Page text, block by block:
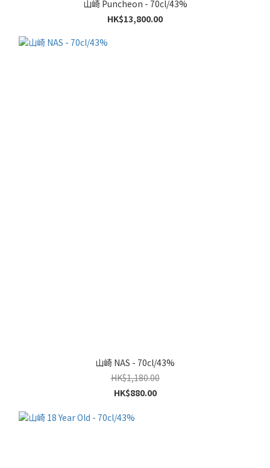
山崎 Puncheon - 70cl/43%
HK$13,800.00
山崎 NAS - 70cl/43%
HK$1,180.00
HK$880.00